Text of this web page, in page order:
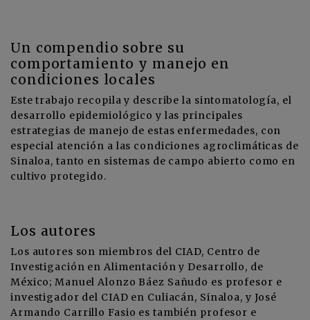
Un compendio sobre su
comportamiento y manejo en
condiciones locales
Este trabajo recopila y describe la sintomatología, el
desarrollo epidemiológico y las principales
estrategias de manejo de estas enfermedades, con
especial atención a las condiciones agroclimáticas de
Sinaloa, tanto en sistemas de campo abierto como en
cultivo protegido.
Los autores
Los autores son miembros del CIAD, Centro de
Investigación en Alimentación y Desarrollo, de
México; Manuel Alonzo Báez Sañudo es profesor e
investigador del CIAD en Culiacán, Sinaloa, y José
Armando Carrillo Fasio es también profesor e